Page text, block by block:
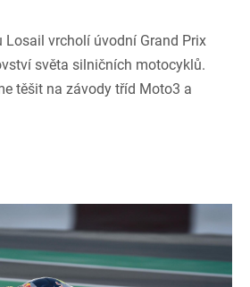
Losail vrcholí úvodní Grand Prix
světa silničních motocyklů.
těšit na závody tříd Moto3 a